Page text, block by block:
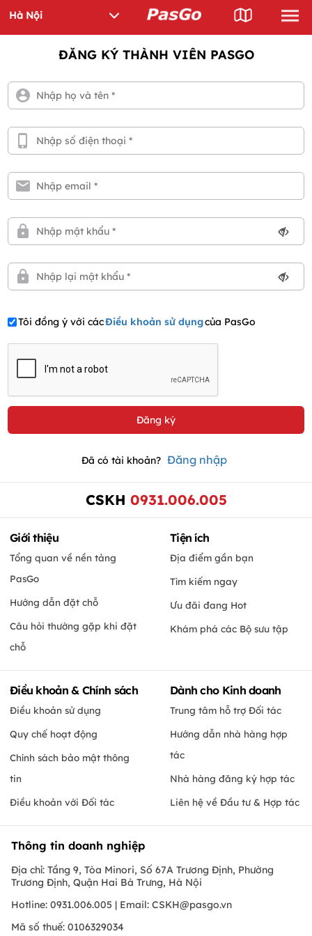
ĐĂNG KÝ THÀNH VIÊN PASGO
Tôi đồng ý với cácĐiều khoản sử dụngcủa PasGo
Đã có tài khoản? Đăng nhập
CSKH 0931.006.005
Giới thiệu
Tổng quan về nền tảng
PasGo
Hướng dẫn đặt chỗ
Câu hỏi thường gặp khi đặt
chỗ
Tiện ích
Địa điểm gần bạn
Tìm kiếm ngay
Ưu đãi đang Hot
Khám phá các Bộ sưu tập
Điều khoản & Chính sách
Điều khoản sử dụng
Quy chế hoạt động
Chính sách bảo mật thông
tin
Điều khoản với Đối tác
Dành cho Kinh doanh
Trung tâm hỗ trợ Đối tác
Hướng dẫn nhà hàng hợp
tác
Nhà hàng đăng ký hợp tác
Liên hệ về Đầu tư & Hợp tác
Thông tin doanh nghiệp
Địa chỉ: Tầng 9, Tòa Minori, Số 67A Trương Định, Phường
Trương Định, Quận Hai Bà Trưng, Hà Nội
Hotline: 0931.006.005 | Email: CSKH@pasgo.vn
Mã số thuế: 0106329034